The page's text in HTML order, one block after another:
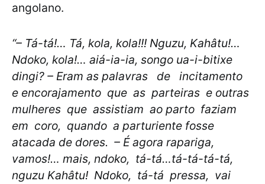
angolano.
“– Tá-tá!… Tá, kola, kola!!! Nguzu, Kahâtu!…
Ndoko, kola!… aiá-ia-ia, songo ua-i-bitixe
dingi? – Eram as palavras de incitamento
e encorajamento que as parteiras e outras
mulheres que assistiam ao parto faziam
em coro, quando a parturiente fosse
atacada de dores. – É agora rapariga,
vamos!… mais, ndoko, tá-tá…tá-tá-tá-tá,
nguzu Kahâtu! Ndoko, tá-tá pressa, vai